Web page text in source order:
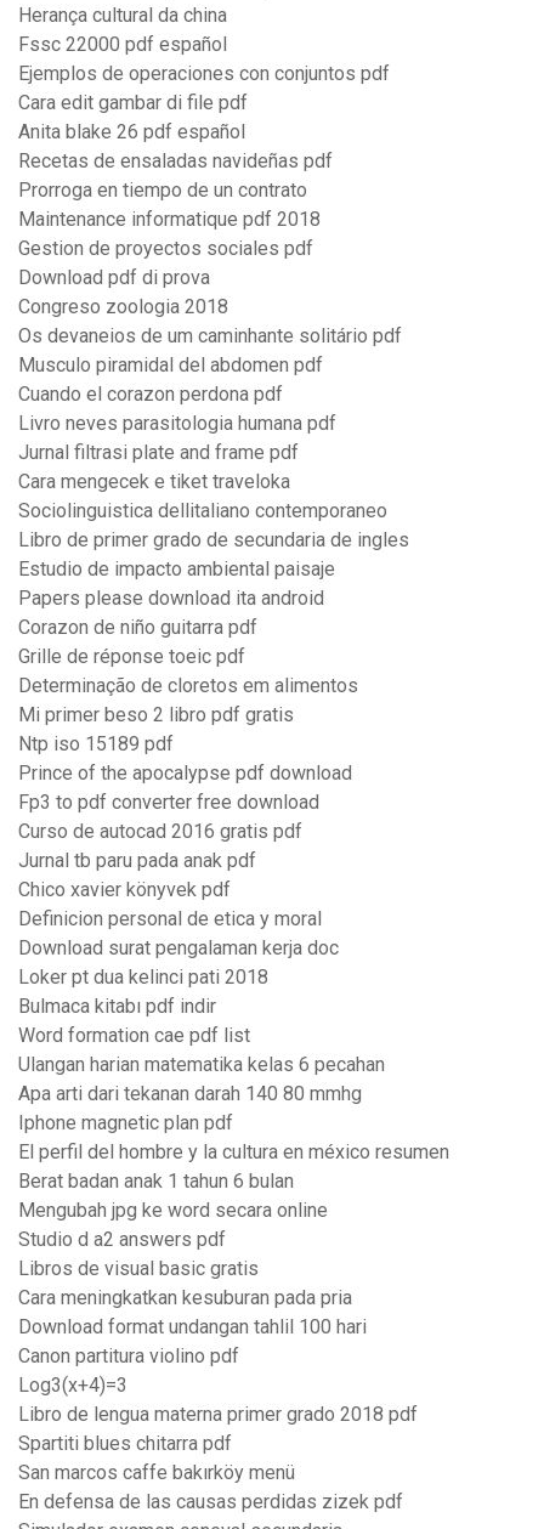
Herança cultural da china
Fssc 22000 pdf español
Ejemplos de operaciones con conjuntos pdf
Cara edit gambar di file pdf
Anita blake 26 pdf español
Recetas de ensaladas navideñas pdf
Prorroga en tiempo de un contrato
Maintenance informatique pdf 2018
Gestion de proyectos sociales pdf
Download pdf di prova
Congreso zoologia 2018
Os devaneios de um caminhante solitário pdf
Musculo piramidal del abdomen pdf
Cuando el corazon perdona pdf
Livro neves parasitologia humana pdf
Jurnal filtrasi plate and frame pdf
Cara mengecek e tiket traveloka
Sociolinguistica dellitaliano contemporaneo
Libro de primer grado de secundaria de ingles
Estudio de impacto ambiental paisaje
Papers please download ita android
Corazon de niño guitarra pdf
Grille de réponse toeic pdf
Determinação de cloretos em alimentos
Mi primer beso 2 libro pdf gratis
Ntp iso 15189 pdf
Prince of the apocalypse pdf download
Fp3 to pdf converter free download
Curso de autocad 2016 gratis pdf
Jurnal tb paru pada anak pdf
Chico xavier könyvek pdf
Definicion personal de etica y moral
Download surat pengalaman kerja doc
Loker pt dua kelinci pati 2018
Bulmaca kitabı pdf indir
Word formation cae pdf list
Ulangan harian matematika kelas 6 pecahan
Apa arti dari tekanan darah 140 80 mmhg
Iphone magnetic plan pdf
El perfil del hombre y la cultura en méxico resumen
Berat badan anak 1 tahun 6 bulan
Mengubah jpg ke word secara online
Studio d a2 answers pdf
Libros de visual basic gratis
Cara meningkatkan kesuburan pada pria
Download format undangan tahlil 100 hari
Canon partitura violino pdf
Log3(x+4)=3
Libro de lengua materna primer grado 2018 pdf
Spartiti blues chitarra pdf
San marcos caffe bakırköy menü
En defensa de las causas perdidas zizek pdf